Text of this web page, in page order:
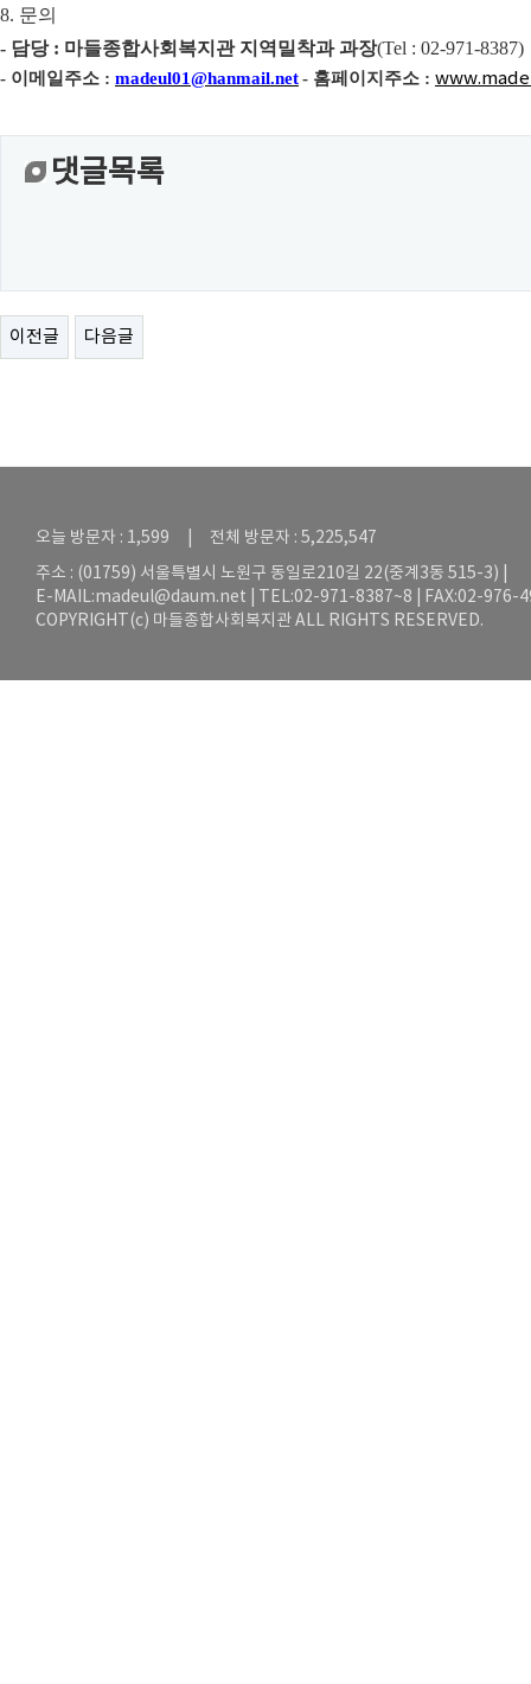
8. 문의
- 담당 : 마들종합사회복지관 지역밀착과 과장(Tel : 02-971-8387)
- 이메일주소 : madeul01@hanmail.net- 홈페이지주소 :
댓글목록
이전글 다음글
오늘 방문자 : 1,599 | 전체 방문자 : 5,225,547
주소 : (01759) 서울특별시 노원구 동일로210길 22(중계3동 515-3) |
E-MAIL:madeul@daum.net | TEL:02-971-8387~8 | FAX:02-976-
COPYRIGHT(c) 마들종합사회복지관 ALL RIGHTS RESERVED.